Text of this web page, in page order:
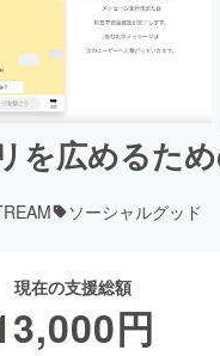
を広めるた
ソーシャルグッド
現在の支援総額
円